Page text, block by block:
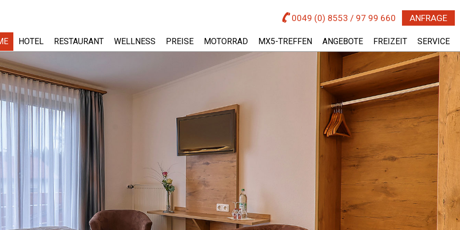
0049 (0) 8553 / 97 99 660 ANFRAGE
HOTEL RESTAURANT WELLNESS PREISE MOTORRAD MX5-TREFFEN ANGEBOTE FREIZEIT SERVICE